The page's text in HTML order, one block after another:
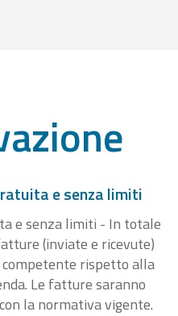
e senza limiti
e senza limiti - In totale
(inviate e ricevute)
competente rispetto alla
Le fatture saranno
la normativa vigente.